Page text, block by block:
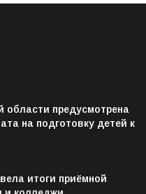
области предусмотрена
на подготовку детей к
итоги приёмной